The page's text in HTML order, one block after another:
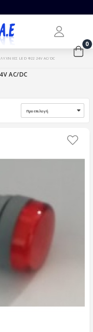
0
ΛΥΧΝΙΕΣ LED Φ22 24V AC/DC
AC/DC